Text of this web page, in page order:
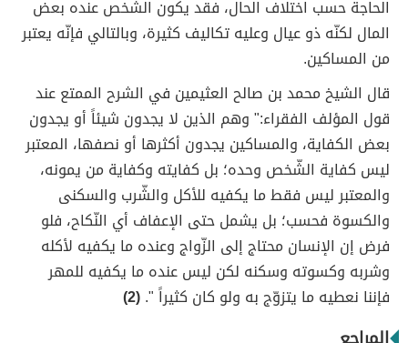
الحاجة حسب اختلاف الحال، فقد يكون الشّخص عنده بعض
المال لكنّه ذو عيال وعليه تكاليف كثيرة، وبالتالي فإنّه يعتبر
من المساكين.
قال الشيخ محمد بن صالح العثيمين في الشرح الممتع عند
قول المؤلف الفقراء:" وهم الذين لا يجدون شيئاً أو يجدون
بعض الكفاية، والمساكين يجدون أكثرها أو نصفها، المعتبر
ليس كفاية الشّخص وحده؛ بل كفايته وكفاية من يمونه،
والمعتبر ليس فقط ما يكفيه للأكل والشّرب والسكنى
والكسوة فحسب؛ بل يشمل حتى الإعفاف أي النّكاح، فلو
فرض إن الإنسان محتاج إلى الزّواج وعنده ما يكفيه لأكله
وشربه وكسوته وسكنه لكن ليس عنده ما يكفيه للمهر
فإننا نعطيه ما يتزوّج به ولو كان كثيراً ".(2)